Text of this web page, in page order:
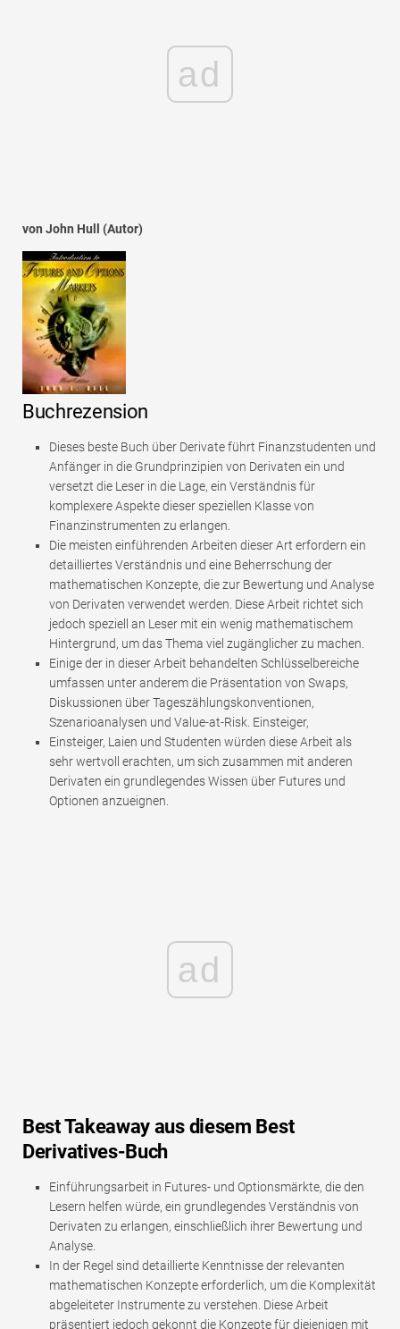
ad
von John Hull (Autor)
Buchrezension
Dieses beste Buch über Derivate führt Finanzstudenten und
Anfänger in die Grundprinzipien von Derivaten ein und
versetzt die Leser in die Lage, ein Verständnis für
komplexere Aspekte dieser speziellen Klasse von
Finanzinstrumenten zu erlangen.
Die meisten einführenden Arbeiten dieser Art erfordern ein
detailliertes Verständnis und eine Beherrschung der
mathematischen Konzepte, die zur Bewertung und Analyse
von Derivaten verwendet werden. Diese Arbeit richtet sich
jedoch speziell an Leser mit ein wenig mathematischem
Hintergrund, um das Thema viel zugänglicher zu machen.
Einige der in dieser Arbeit behandelten Schlüsselbereiche
umfassen unter anderem die Präsentation von Swaps,
Diskussionen über Tageszählungskonventionen,
Szenarioanalysen und Value-at-Risk. Einsteiger,
Einsteiger, Laien und Studenten würden diese Arbeit als
sehr wertvoll erachten, um sich zusammen mit anderen
Derivaten ein grundlegendes Wissen über Futures und
Optionen anzueignen.
ad
Best Takeaway aus diesem Best
Derivatives-Buch
Einführungsarbeit in Futures- und Optionsmärkte, die den
Lesern helfen würde, ein grundlegendes Verständnis von
Derivaten zu erlangen, einschließlich ihrer Bewertung und
Analyse.
In der Regel sind detaillierte Kenntnisse der relevanten
mathematischen Konzepte erforderlich, um die Komplexität
abgeleiteter Instrumente zu verstehen. Diese Arbeit
präsentiert jedoch gekonnt die Konzepte für diejenigen mit